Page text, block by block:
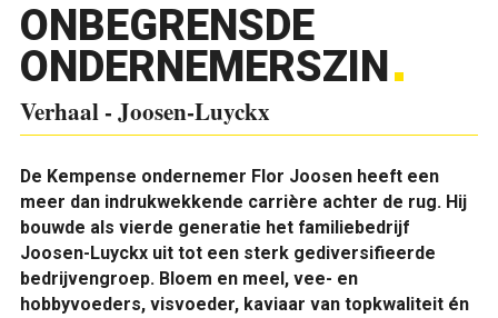
ONBEGRENSDE
ONDERNEMERSZIN
Verhaal - Joosen-Luyckx
De Kempense ondernemer Flor Joosen heeft een
meer dan indrukwekkende carrière achter de rug. Hij
bouwde als vierde generatie het familiebedrijf
Joosen-Luyckx uit tot een sterk gediversifieerde
bedrijvengroep. Bloem en meel, vee- en
hobbyvoeders, visvoeder, kaviaar van topkwaliteit én